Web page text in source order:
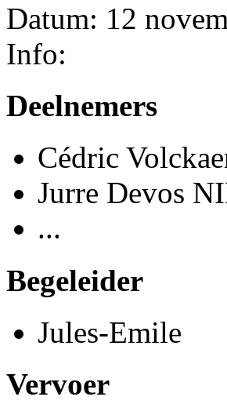
Datum: 12
Info:
Deelnemers
Cédric
Jurre Devos
...
Begeleider
Jules-Emile
Vervoer